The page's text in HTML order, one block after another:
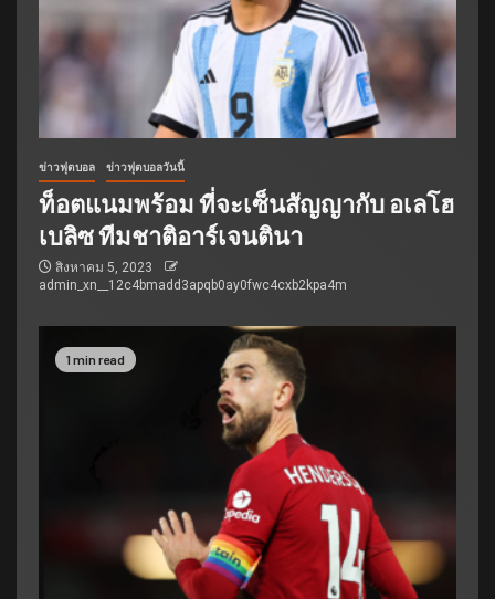
ข่าวฟุตบอล ข่าวฟุตบอลวันนี้
ท็อตแนมพร้อม ที่จะเซ็นสัญญากับ อเลโฮ
เบลิซ ทีมชาติอาร์เจนตินา
สิงหาคม 5, 2023
admin_xn__12c4bmadd3apqb0ay0fwc4cxb2kpa4m
1 min read